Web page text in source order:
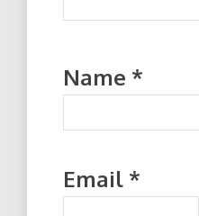
Name *
Email *